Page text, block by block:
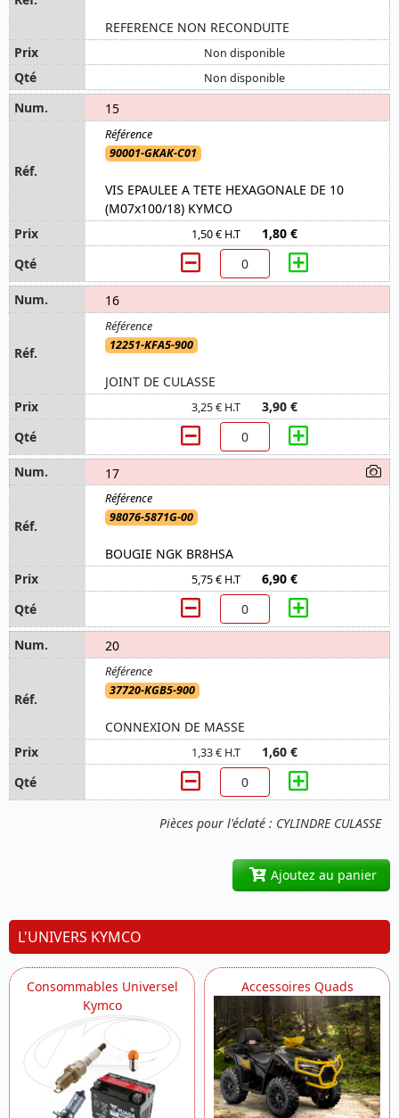
Pièces pour l'éclaté : CYLINDRE CULASSE
REFERENCE NON RECONDUITE
Non disponible
Non disponible
15
90001-GKAK-C01
VIS EPAULEE A TETE HEXAGONALE DE 10
(M07x100/18) KYMCO
1,50 € H.T 1,80 €
16
12251-KFA5-900
JOINT DE CULASSE
3,25 € H.T 3,90 €
17
98076-5871G-00
BOUGIE NGK BR8HSA
5,75 € H.T 6,90 €
20
37720-KGB5-900
CONNEXION DE MASSE
1,33 € H.T 1,60 €
Ajoutez au panier
L'UNIVERS KYMCO
Consommables Universel
Kymco
Accessoires Quads